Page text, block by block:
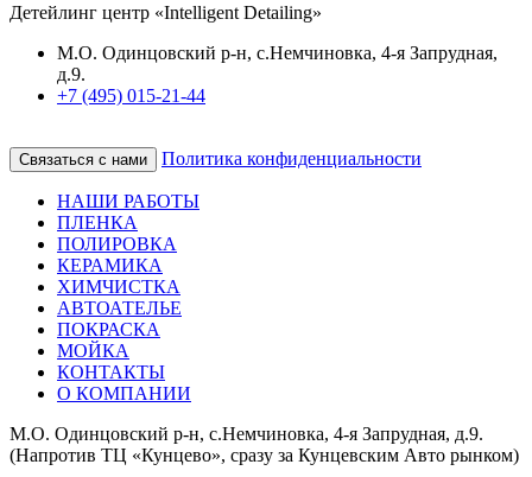
Детейлинг центр «Intelligent Detailing»
М.О. Одинцовский р-н, с.Немчиновка, 4-я Запрудная,
д.9.
+7 (495) 015-21-44
Связаться с нами Политика конфиденциальности
НАШИ РАБОТЫ
ПЛЕНКА
ПОЛИРОВКА
КЕРАМИКА
ХИМЧИСТКА
АВТОАТЕЛЬЕ
ПОКРАСКА
МОЙКА
КОНТАКТЫ
О КОМПАНИИ
М.О. Одинцовский р-н, с.Немчиновка, 4-я Запрудная, д.9.
(Напротив ТЦ «Кунцево», сразу за Кунцевским Авто рынком)